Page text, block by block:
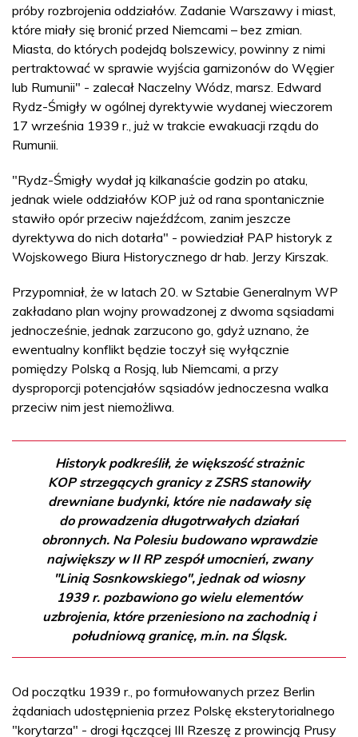
próby rozbrojenia oddziałów. Zadanie Warszawy i miast,
które miały się bronić przed Niemcami – bez zmian.
Miasta, do których podejdą bolszewicy, powinny z nimi
pertraktować w sprawie wyjścia garnizonów do Węgier
lub Rumunii" - zalecał Naczelny Wódz, marsz. Edward
Rydz-Śmigły w ogólnej dyrektywie wydanej wieczorem
17 września 1939 r., już w trakcie ewakuacji rządu do
Rumunii.
"Rydz-Śmigły wydał ją kilkanaście godzin po ataku,
jednak wiele oddziałów KOP już od rana spontanicznie
stawiło opór przeciw najeźdźcom, zanim jeszcze
dyrektywa do nich dotarła" - powiedział PAP historyk z
Wojskowego Biura Historycznego dr hab. Jerzy Kirszak.
Przypomniał, że w latach 20. w Sztabie Generalnym WP
zakładano plan wojny prowadzonej z dwoma sąsiadami
jednocześnie, jednak zarzucono go, gdyż uznano, że
ewentualny konflikt będzie toczył się wyłącznie
pomiędzy Polską a Rosją, lub Niemcami, a przy
dysproporcji potencjałów sąsiadów jednoczesna walka
przeciw nim jest niemożliwa.
Historyk podkreślił, że większość strażnic
KOP strzegących granicy z ZSRS stanowiły
drewniane budynki, które nie nadawały się
do prowadzenia długotrwałych działań
obronnych. Na Polesiu budowano wprawdzie
największy w II RP zespół umocnień, zwany
"Linią Sosnkowskiego", jednak od wiosny
1939 r. pozbawiono go wielu elementów
uzbrojenia, które przeniesiono na zachodnią i
południową granicę, m.in. na Śląsk.
Od początku 1939 r., po formułowanych przez Berlin
żądaniach udostępnienia przez Polskę eksterytorialnego
"korytarza" - drogi łączącej III Rzeszę z prowincją Prusy